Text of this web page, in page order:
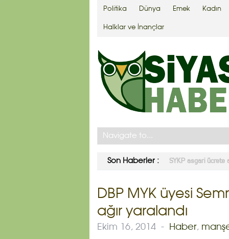
Politika Dünya Emek Kadın
Halklar ve İnançlar
Son Haberler : CHP seçim
DBP MYK üyesi
ağır yaralandı
Ekim 16, 2014 - Haber,